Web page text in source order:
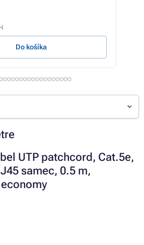
Do košíka
UTP patchcord, Cat.5e,
samec, 0.5 m,